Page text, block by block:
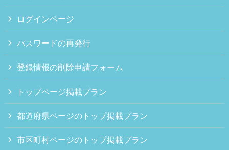
ログインページ
パスワードの再発行
登録情報の削除申請フォーム
トップページ掲載プラン
都道府県ページのトップ掲載プラン
市区町村ページのトップ掲載プラン